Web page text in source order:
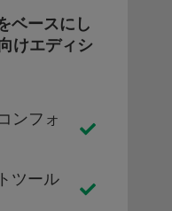
ベースにし
けエディシ
ンフォ
ツール